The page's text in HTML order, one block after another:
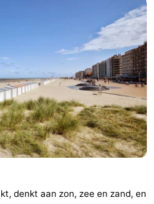
denkt aan zon, zee en zand, en